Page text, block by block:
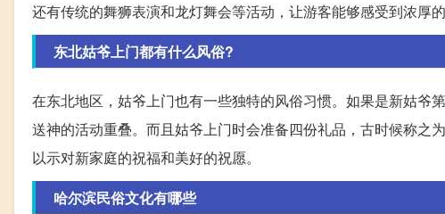
还有传统的舞狮表演和龙灯舞会等活动，让游客能够感受到浓厚的
东北姑爷上门都有什么风俗?
在东北地区，姑爷上门也有一些独特的风俗习惯。如果是新姑爷
送神的活动重叠。而且姑爷上门时会准备四份礼品，古时候称之
以示对新家庭的祝福和美好的祝愿。
哈尔滨民俗文化有哪些